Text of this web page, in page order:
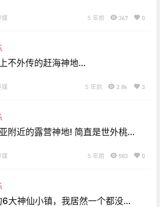
媒 5 年前 367 0
不外传的赶海神地…
媒 5 年前 2.8k 3
附近的露营神地! 简直是世外桃
媒 5 年前 583 0
6大神仙小镇，我居然一个都没去